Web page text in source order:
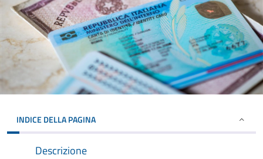
INDICE DELLA PAGINA
Descrizione